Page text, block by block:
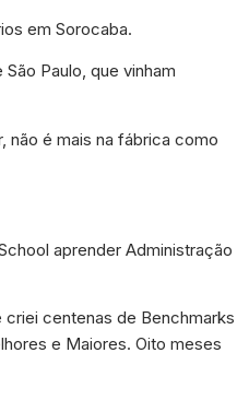
em Sorocaba.
Paulo, que vinham
não é mais na fábrica como
aprender Administração
centenas de Benchmarks
e Maiores. Oito meses